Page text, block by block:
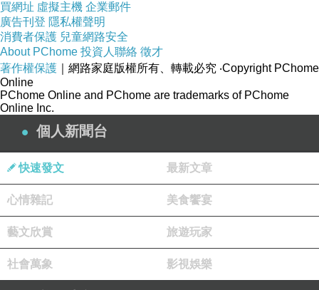
買網址 虛擬主機 企業郵件
廣告刊登 隱私權聲明
消費者保護 兒童網路安全
About PChome 投資人聯絡 徵才
著作權保護 ｜網路家庭版權所有、轉載必究 ‧Copyright PChome
Online
PChome Online and PChome are trademarks of PChome
Online Inc.
個人新聞台
快速發文 最新文章
心情雜記 美食饗宴
藝文欣賞 旅遊玩家
社會萬象 影視娛樂